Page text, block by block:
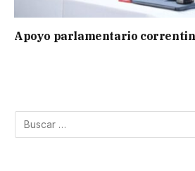
Apoyo parlamentario